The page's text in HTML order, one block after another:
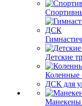
Детские
Коленные
ДСК для
Манекены